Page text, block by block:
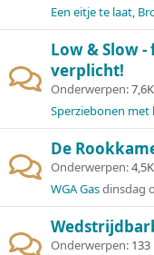
Een eitje te laat,
Low & Slow
verplicht!
Onderwerpen 7,6K
Sperziebonen met
De
Onderwerpen 4,5K
WGA Gasdinsdag
Onderwerpen 133